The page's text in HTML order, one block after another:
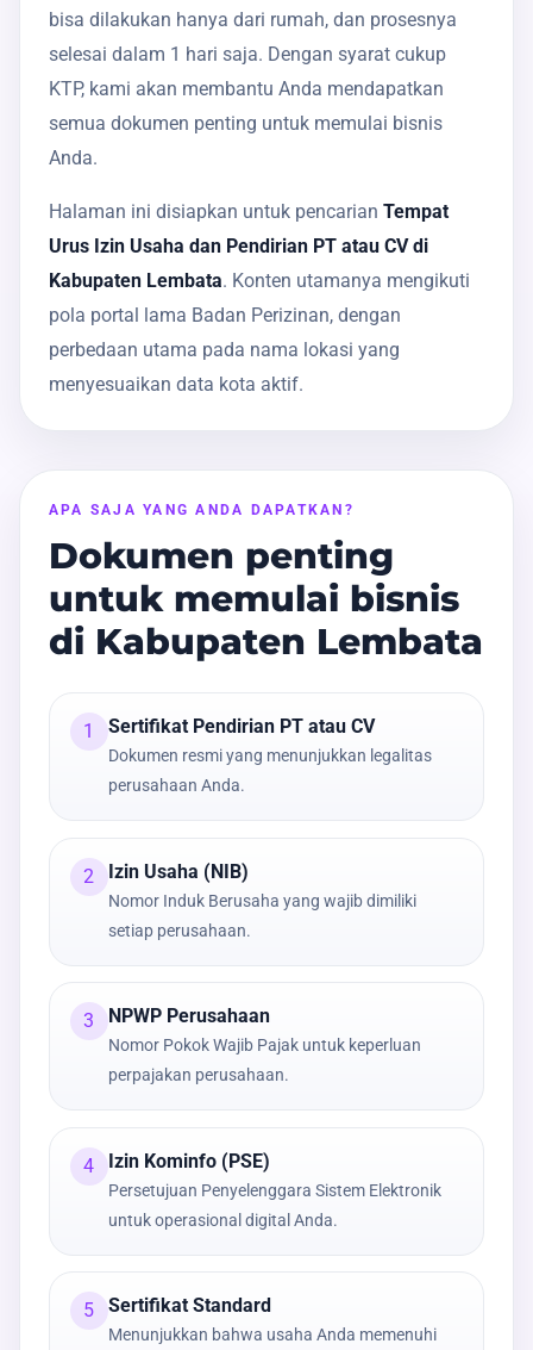
bisa dilakukan hanya dari rumah, dan prosesnya
selesai dalam 1 hari saja. Dengan syarat cukup
KTP, kami akan membantu Anda mendapatkan
semua dokumen penting untuk memulai bisnis
Anda.
Halaman ini disiapkan untuk pencarian Tempat
Urus Izin Usaha dan Pendirian PT atau CV di
Kabupaten Lembata. Konten utamanya mengikuti
pola portal lama Badan Perizinan, dengan
perbedaan utama pada nama lokasi yang
menyesuaikan data kota aktif.
APA SAJA YANG ANDA DAPATKAN?
Dokumen penting
untuk memulai bisnis
di Kabupaten Lembata
1 Sertifikat Pendirian PT atau CV
Dokumen resmi yang menunjukkan legalitas
perusahaan Anda.
2 Izin Usaha (NIB)
Nomor Induk Berusaha yang wajib dimiliki
setiap perusahaan.
3 NPWP Perusahaan
Nomor Pokok Wajib Pajak untuk keperluan
perpajakan perusahaan.
4 Izin Kominfo (PSE)
Persetujuan Penyelenggara Sistem Elektronik
untuk operasional digital Anda.
5 Sertifikat Standard
Menunjukkan bahwa usaha Anda memenuhi